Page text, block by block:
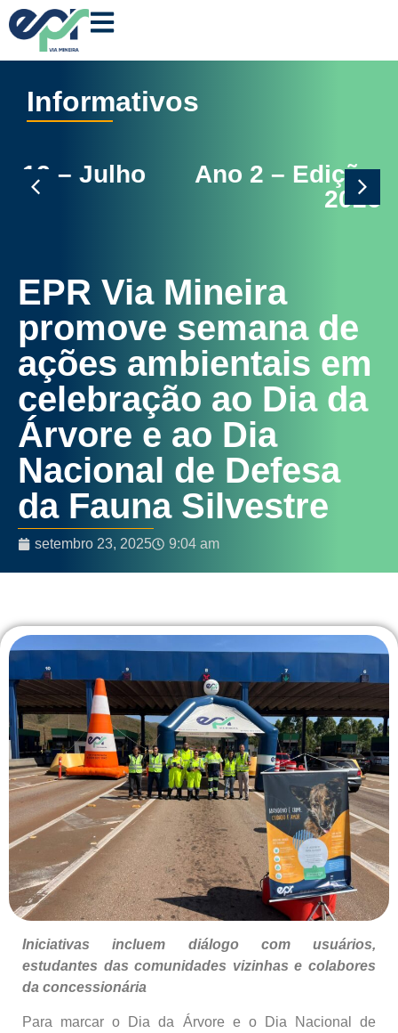
Informativos
Ano 2 – Edição 11 – Junho
EPR Via Mineira
promove semana de
ações ambientais em
celebração ao Dia da
Árvore e ao Dia
Nacional de Defesa
da Fauna Silvestre
setembro 23, 2025 9:04 am
Iniciativas incluem diálogo com usuários,
estudantes das comunidades vizinhas e colabores
da concessionária
Para marcar o Dia da Árvore e o Dia Nacional de